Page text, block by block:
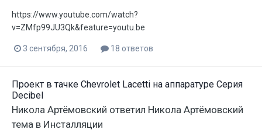
https://www.youtube.com/watch?
v=ZMfp99JU3Qk&feature=youtu.be
3 сентября, 2016 18 ответов
Проект в тачке Chevrolet Lacetti на аппаратуре Серия
Decibel
Никола Артёмовский ответил Никола Артёмовский
тема в Инсталляции